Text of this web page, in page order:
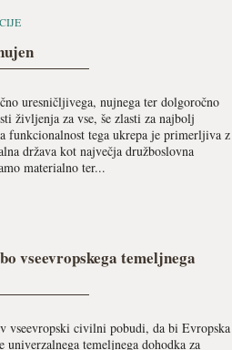
uresničljivega, nujnega ter dolgoročno
življenja za vse, še zlasti za najbolj
funkcionalnost tega ukrepa je primerljiva z
država kot največja družboslovna
materialno ter...
vseevropskega temeljnega
vseevropski civilni pobudi, da bi Evropska
temeljnega dohodka za